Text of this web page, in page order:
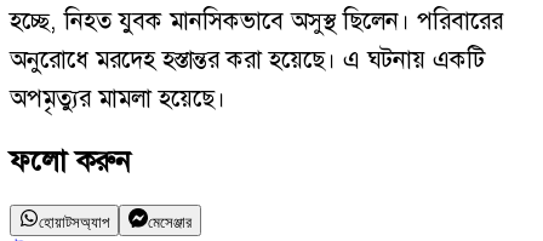
হচ্ছে, নিহত যুবক মানসিকভাবে অসুস্থ ছিলেন। পরিবারের
অনুরোধে মরদেহ হস্তান্তর করা হয়েছে। এ ঘটনায় একটি
অপমৃত্যুর মামলা হয়েছে।
ফলো করুন
হোয়াটসঅ্যাপ মেসেঞ্জার